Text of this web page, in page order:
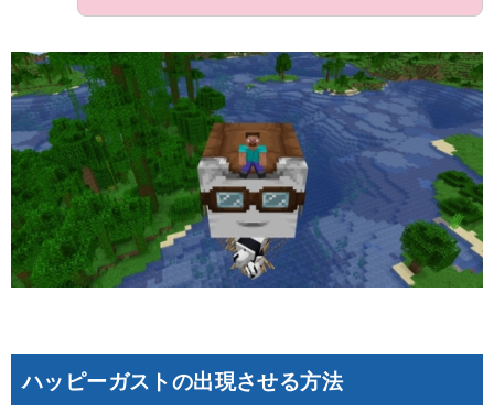
ハッピーガストの出現させる方法